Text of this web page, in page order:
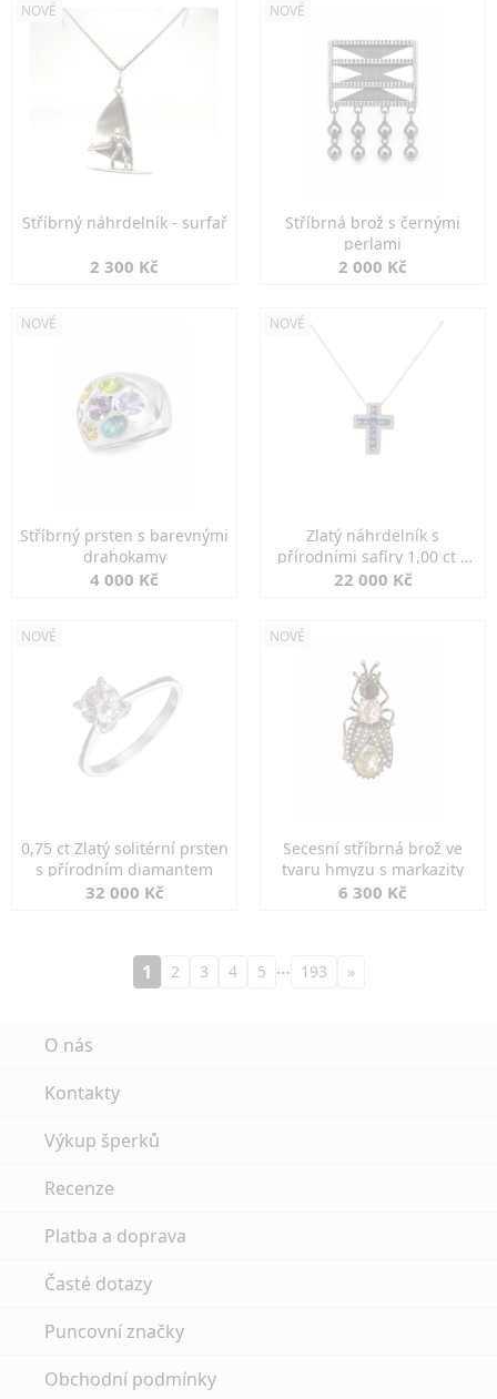
NOVÉ
Stříbrný náhrdelník - surfař
2 300 Kč
NOVÉ
Stříbrná brož s černými
perlami
2 000 Kč
NOVÉ
Stříbrný prsten s barevnými
drahokamy
4 000 Kč
NOVÉ
Zlatý náhrdelník s
přírodními safíry 1,00 ct a
diamanty
22 000 Kč
NOVÉ
0,75 ct Zlatý solitérní prsten
s přírodním diamantem
32 000 Kč
NOVÉ
Secesní stříbrná brož ve
tvaru hmyzu s markazity
6 300 Kč
1 2 3 4 5 … 193 »
O nás
Kontakty
Výkup šperků
Recenze
Platba a doprava
Časté dotazy
Puncovní značky
Obchodní podmínky